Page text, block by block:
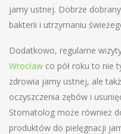
jamy ustnej. Dobrze
bakterii i utrzymaniu
Dodatkowo, regularne
Wrocław co pół roku to nie
zdrowia jamy ustnej, ale
oczyszczenia zębów i
Stomatolog może również
produktów do pielęgnacji